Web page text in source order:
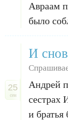
Авраам
было
25
сен
И
Андрей
сестрах
и